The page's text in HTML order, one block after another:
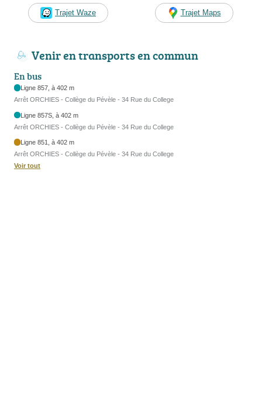
Trajet Waze Trajet Maps
Venir en transports en commun
En bus
Ligne 857, à 402 m
Arrêt ORCHIES - Collège du Pévèle - 34 Rue du College
Ligne 857S, à 402 m
Arrêt ORCHIES - Collège du Pévèle - 34 Rue du College
Ligne 851, à 402 m
Arrêt ORCHIES - Collège du Pévèle - 34 Rue du College
Voir tout